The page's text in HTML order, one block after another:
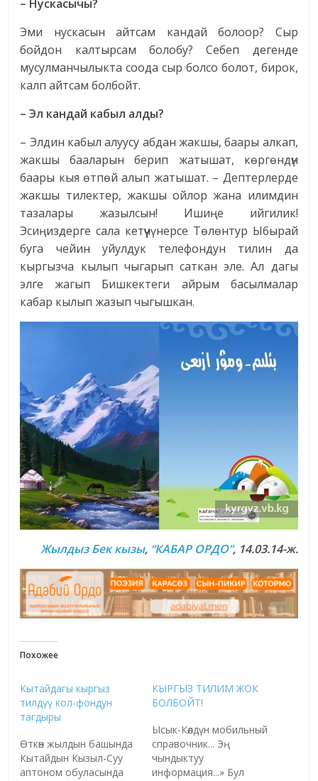
– Нускасычы?
Эми нускасын айтсам кандай болоор? Сыр
бойдон калтырсам болобу? Себеп дегенде
мусулманчылыкта соода сыр болсо болот, бирок,
калп айтсам болбойт.
– Эл кандай кабыл алды?
– Элдин кабыл алуусу абдан жакшы, баары алкап,
жакшы бааларын берип жатышат, көргөндүн
баары кыя өтпөй алып жатышат. – Дептерлерде
жакшы тилектер, жакшы ойлор жана илимдин
тазалары жазылсын! Ишиңе ийгилик!
Эсиңиздерге сала кетүүчү нерсе Төлөнтур Ыбырай
буга чейин уйулдук телефондун тилин да
кыргызча кылып чыгарып саткан эле. Ал дагы
элге жагып Бишкектеги айрым басылмалар
кабар кылып жазып чыгышкан.
Жылдыз Бек кызы, “КАБАР ОРДО”, 14.03.14-ж.
Похожее
Кытайдагы кыргыз
тилдүү кол-фондун
тагдыры
Өткөн жылдын башында
Кытайдын Кызыл-Суу
аптоном обуласында
КЫРГЫЗ ТИЛИМ ЖОК
БОЛБОЙТ!
Ысык-Көлдүн мобильный
справочник... Эң
чындыктуу
информация...» Бул